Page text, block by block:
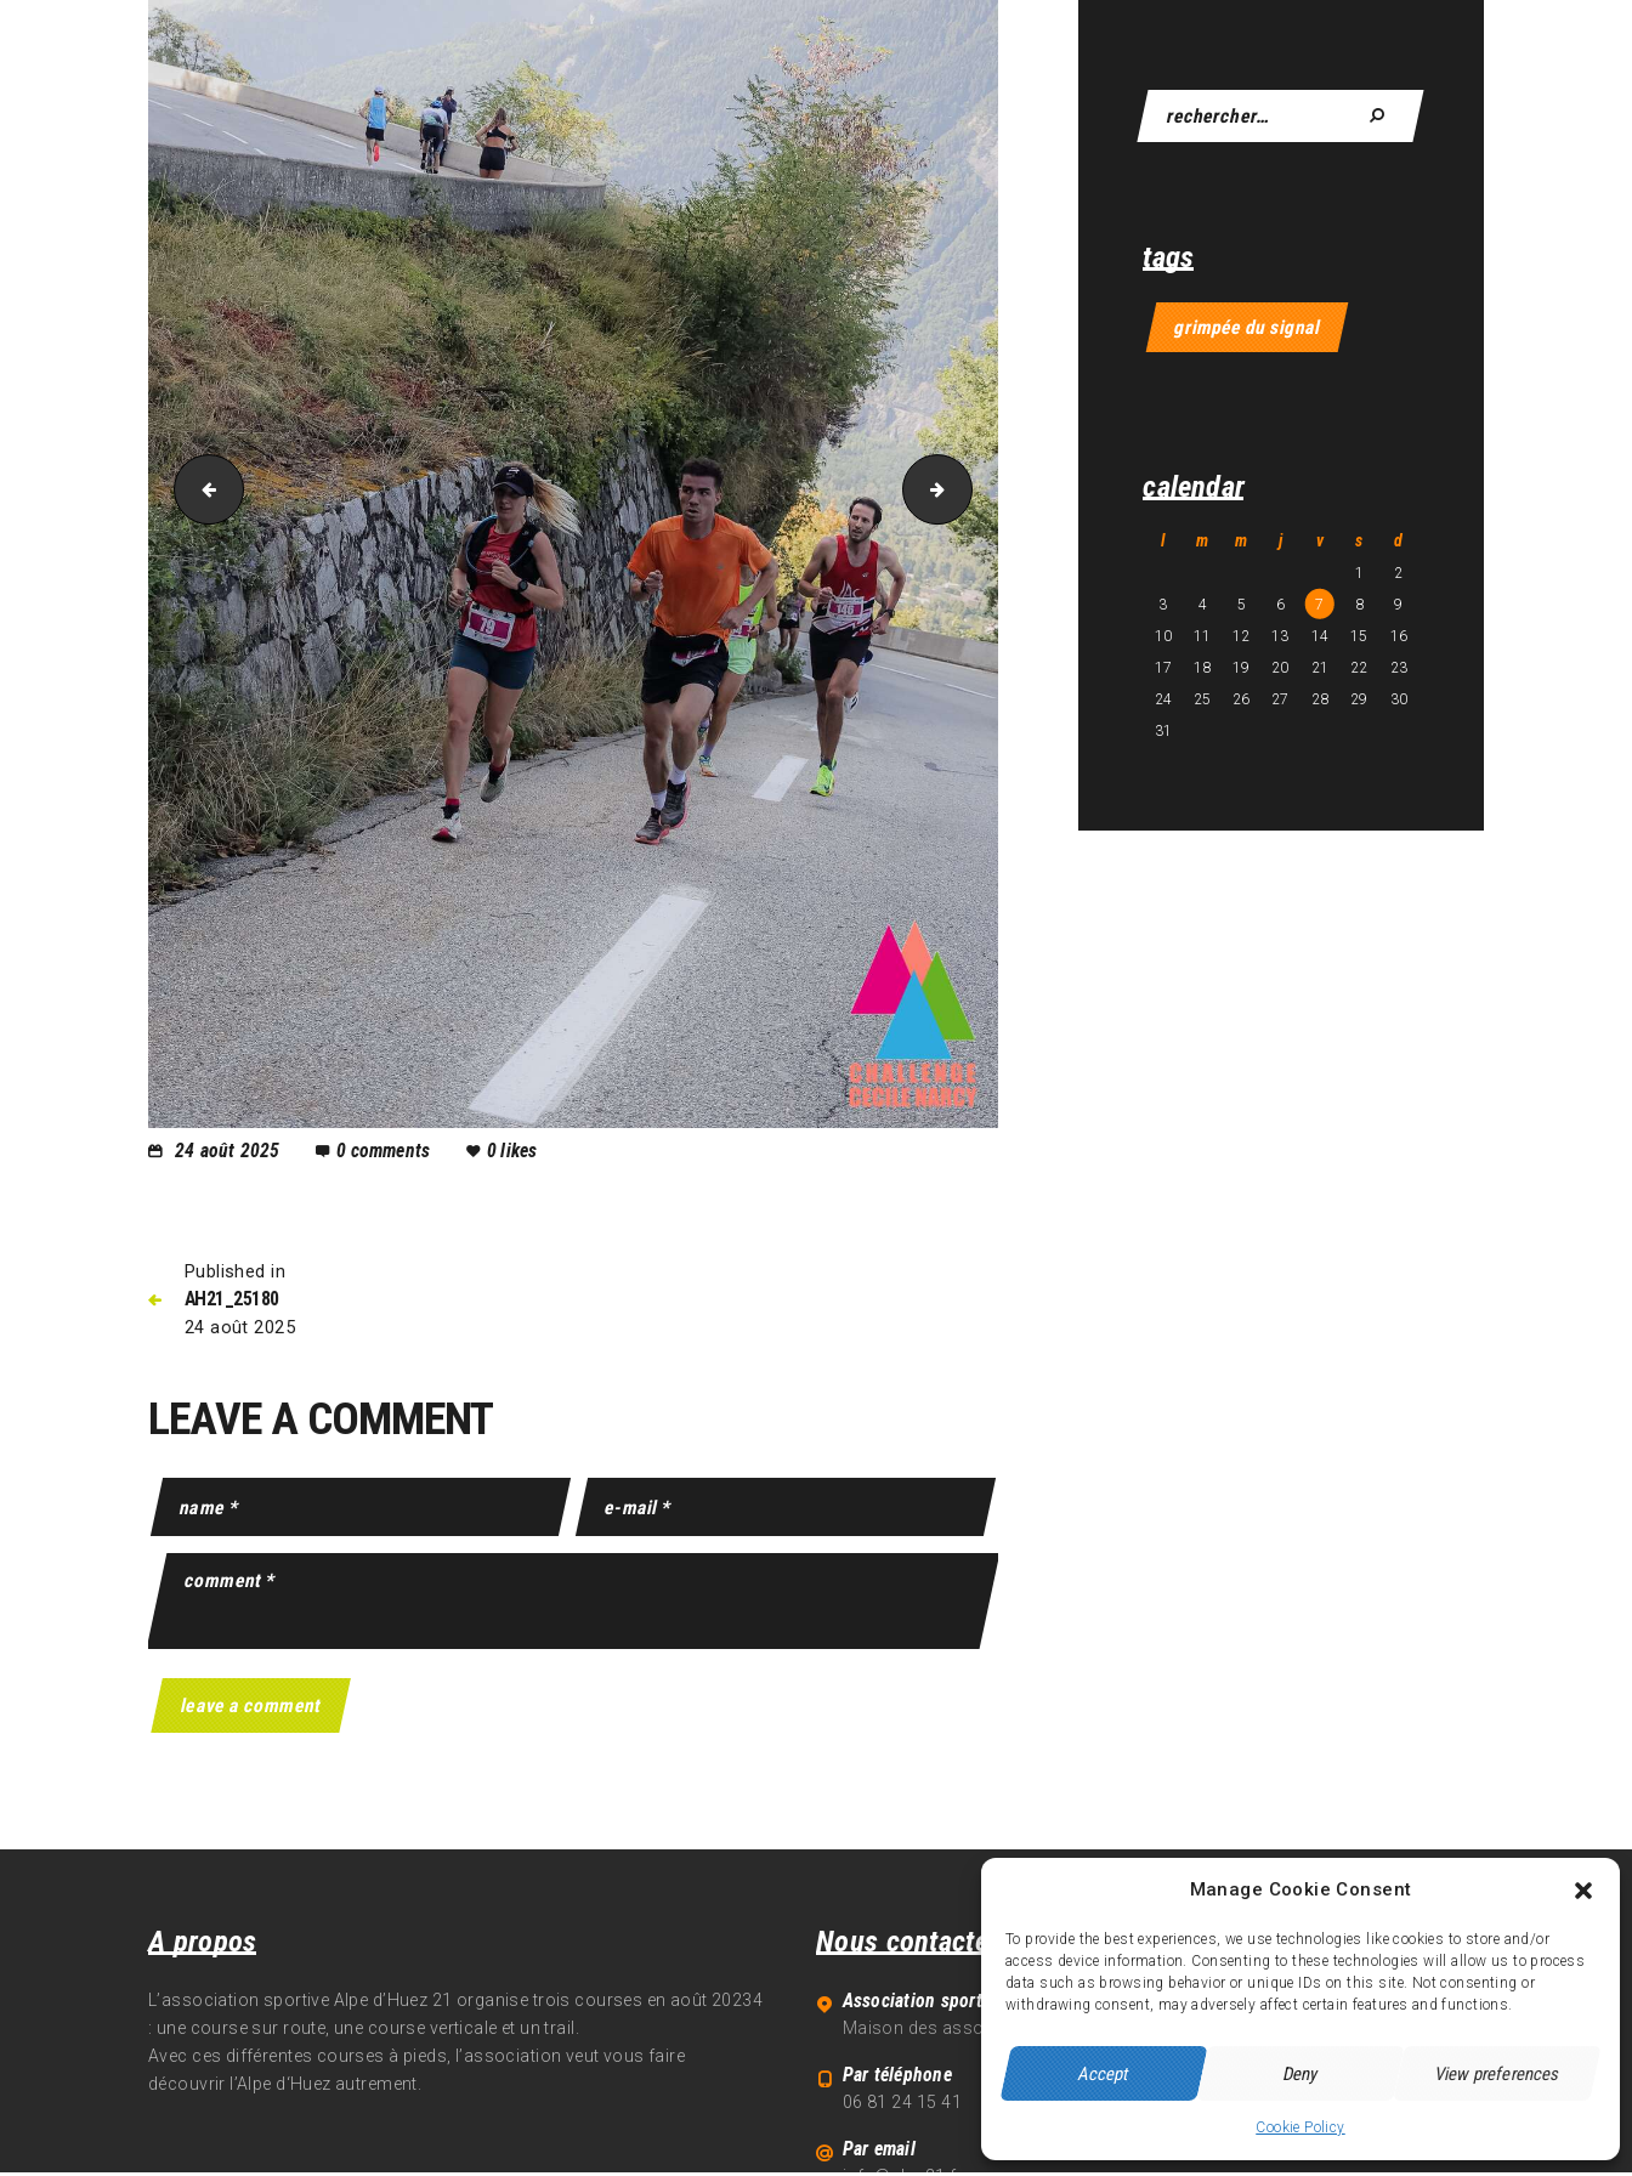
Manage Cookie Consent
To provide the best experiences, we use technologies like cookies to store and/or
access device information. Consenting to these technologies will allow us to process
data such as browsing behavior or unique IDs on this site. Not consenting or
withdrawing consent, may adversely affect certain features and functions.
Accept Deny View preferences
Cookie Policy
AH21_25172 AH21_25220
24 août 2025 0 comments 0likes
Published in
AH21_25180
24 août 2025
LEAVE A COMMENT
tags
grimpée du signal
calendar
l m m j v s d
1
2
3
4 5 6 7 8
9
10
11 12 13 14 15
16
17
18 19 20 21 22
23
24
25 26 27 28 29
30
31
A propos
L’association sportive Alpe d’Huez 21 organise trois courses en août 20234
: une course sur route, une course verticale et un trail.
Avec ces différentes courses à pieds, l’association veut vous faire
découvrir l’Alpe d‘Huez autrement.
Nous contacter
Association sportive Alpe d'Huez 21
Maison des associations - 70 avenue de Brandes - 38750 ALPE d'HUEZ
Par téléphone
06 81 24 15 41
Par email